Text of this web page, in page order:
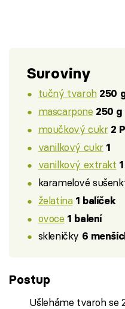
Suroviny
tučný tvaroh 250
mascarpone 250 g
moučkový cukr 2
vanilkový cukr 1
vanilkový extrakt
karamelové
želatina 1 balíček
ovoce 1 balení
skleničky 6
Postup
Ušleháme tvaroh se